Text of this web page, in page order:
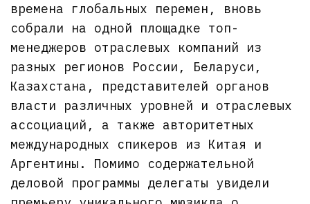
времена глобальных перемен, вновь
собрали на одной площадке топ-
менеджеров отраслевых компаний из
разных регионов России, Беларуси,
Казахстана, представителей органов
власти различных уровней и отраслевых
ассоциаций, а также авторитетных
международных спикеров из Китая и
Аргентины. Помимо содержательной
деловой программы делегаты увидели